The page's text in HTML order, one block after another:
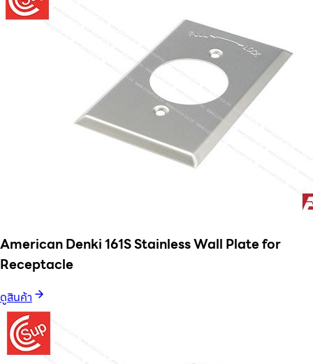
American Denki 161S Stainless Wall Plate for
Receptacle
ดูสินค้า